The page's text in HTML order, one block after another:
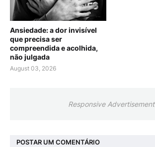
Ansiedade: a dor invisível
que precisa ser
compreendida e acolhida,
não julgada
August 03, 2026
Responsive Advertisement
POSTAR UM COMENTÁRIO